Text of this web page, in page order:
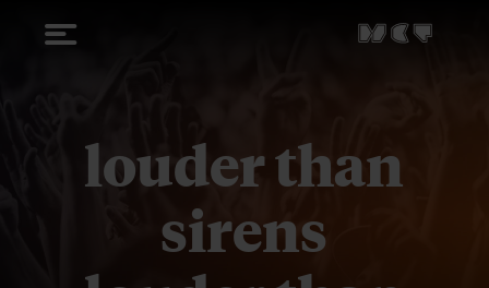
louder than
sirens